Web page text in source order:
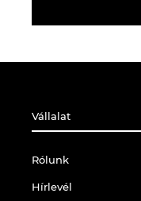
Vállalat
Rólunk
Hírlevél